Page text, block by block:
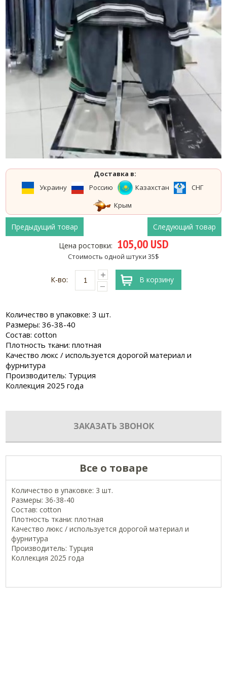
Доставка в:
Украину
Россию Казахстан
СНГ
Крым
Предыдущий товар
Следующий товар
Цена ростовки: 105,00 USD
Стоимость одной штуки 35$
К-во: В корзину
Количество в упаковке: 3 шт.
Размеры: 36-38-40
Состав: cotton
Плотность ткани: плотная
Качество люкс / используется дорогой материал и
фурнитура
Производитель: Турция
Коллекция 2025 года
ЗАКАЗАТЬ ЗВОНОК
Все о товаре
Количество в упаковке: 3 шт.
Размеры: 36-38-40
Состав: cotton
Плотность ткани: плотная
Качество люкс / используется дорогой материал и
фурнитура
Производитель: Турция
Коллекция 2025 года